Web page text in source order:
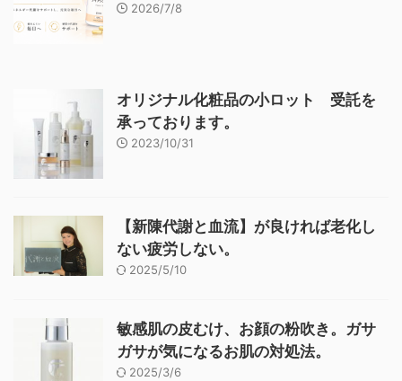
2026/7/8
オリジナル化粧品の小ロット 受託を
承っております。
2023/10/31
【新陳代謝と血流】が良ければ老化し
ない疲労しない。
2025/5/10
敏感肌の皮むけ、お顔の粉吹き。ガサ
ガサが気になるお肌の対処法。
2025/3/6